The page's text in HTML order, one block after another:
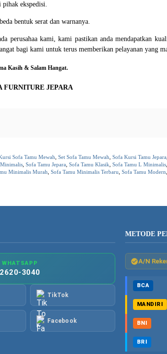
pihak ekspedisi.
bentuk serat dan warnanya.
perusahaa kami, kami pastikan anda mendapatkan
bagi kami untuk terus memberikan pelayanan yang
Kasih & Salam Hangat.
FURNITURE JEPARA
Sofa Tamu Mewah Set Sofa Tamu Mewah Sofa Kursi Tamu Jepara
Sofa Tamu Jepara Sofa Tamu Klasik Sofa Tamu L Minimalis
Minimalis Murah Sofa Tamu Minimalis Terbaru Sofa Tamu Modern
WHATSAPP
3040
TikTok
Facebook
METODE
A/N
BCA
MANDIRI
BNI
BRI